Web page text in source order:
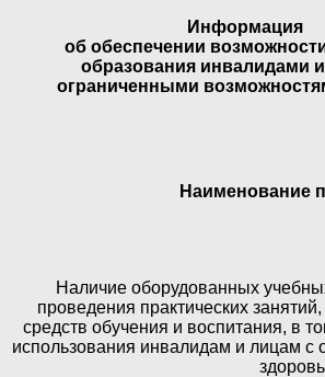
Информация
об обеспечении
образования инвалидами
ограниченными
Наименование
Наличие оборудованных
проведения практических
средств обучения и воспитания, в
использования инвалидам и лицам